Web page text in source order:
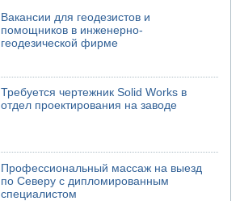
Вакансии для геодезистов и
помощников в инженерно-
геодезической фирме
Требуется чертежник Solid Works в
отдел проектирования на заводе
Профессиональный массаж на выезд
по Северу с дипломированным
специалистом